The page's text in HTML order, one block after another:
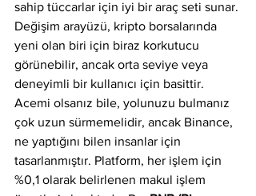
sahip tüccarlar için iyi bir araç seti sunar.
Değişim arayüzü, kripto borsalarında
yeni olan biri için biraz korkutucu
görünebilir, ancak orta seviye veya
deneyimli bir kullanıcı için basittir.
Acemi olsanız bile, yolunuzu bulmanız
çok uzun sürmemelidir, ancak Binance,
ne yaptığını bilen insanlar için
tasarlanmıştır. Platform, her işlem için
%0,1 olarak belirlenen makul işlem